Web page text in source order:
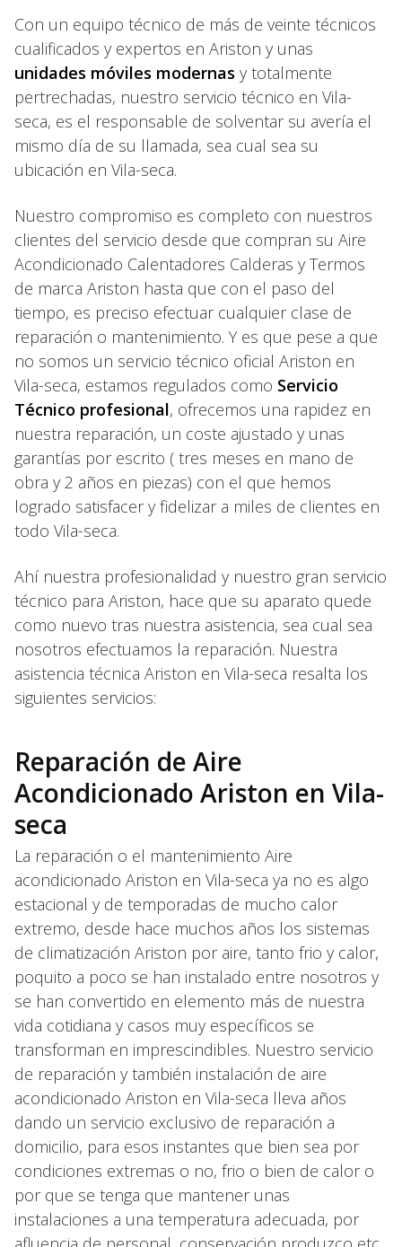
Con un equipo técnico de más de veinte técnicos
cualificados y expertos en Ariston y unas
unidades móviles modernas y totalmente
pertrechadas, nuestro servicio técnico en Vila-
seca, es el responsable de solventar su avería el
mismo día de su llamada, sea cual sea su
ubicación en Vila-seca.
Nuestro compromiso es completo con nuestros
clientes del servicio desde que compran su Aire
Acondicionado Calentadores Calderas y Termos
de marca Ariston hasta que con el paso del
tiempo, es preciso efectuar cualquier clase de
reparación o mantenimiento. Y es que pese a que
no somos un servicio técnico oficial Ariston en
Vila-seca, estamos regulados como Servicio
Técnico profesional, ofrecemos una rapidez en
nuestra reparación, un coste ajustado y unas
garantías por escrito ( tres meses en mano de
obra y 2 años en piezas) con el que hemos
logrado satisfacer y fidelizar a miles de clientes en
todo Vila-seca.
Ahí nuestra profesionalidad y nuestro gran servicio
técnico para Ariston, hace que su aparato quede
como nuevo tras nuestra asistencia, sea cual sea
nosotros efectuamos la reparación. Nuestra
asistencia técnica Ariston en Vila-seca resalta los
siguientes servicios:
Reparación de Aire
Acondicionado Ariston en Vila-
seca
La reparación o el mantenimiento Aire
acondicionado Ariston en Vila-seca ya no es algo
estacional y de temporadas de mucho calor
extremo, desde hace muchos años los sistemas
de climatización Ariston por aire, tanto frio y calor,
poquito a poco se han instalado entre nosotros y
se han convertido en elemento más de nuestra
vida cotidiana y casos muy específicos se
transforman en imprescindibles. Nuestro servicio
de reparación y también instalación de aire
acondicionado Ariston en Vila-seca lleva años
dando un servicio exclusivo de reparación a
domicilio, para esos instantes que bien sea por
condiciones extremas o no, frio o bien de calor o
por que se tenga que mantener unas
instalaciones a una temperatura adecuada, por